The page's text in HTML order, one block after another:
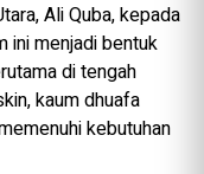
Ali Quba, kepada
ini menjadi bentuk
di tengah
kaum dhuafa
kebutuhan